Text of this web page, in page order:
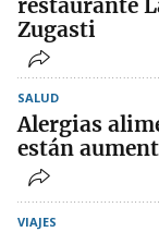
restaurante
Zugasti
SALUD
Alergias
están
VIAJES